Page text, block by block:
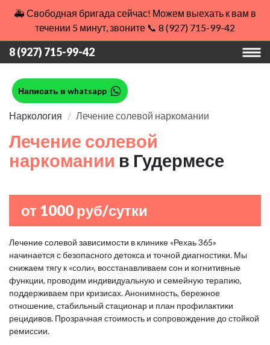
🚑 Свободная бригада сейчас! Можем выехать к вам в
течении 5 минут, звоните 📞 8 (927) 715-99-42
8 (927) 715-99-42
Написать в whatsapp
Наркология Лечение солевой наркомании
Лечение солевой
наркомании в Гудермесе
от 1000 руб/сутки
Лечение солевой зависимости в клинике «Рехаь 365»
начинается с безопасного детокса и точной диагностики. Мы
снижаем тягу к «соли», восстанавливаем сон и когнитивные
функции, проводим индивидуальную и семейную терапию,
поддерживаем при кризисах. Анонимность, бережное
отношение, стабильный стационар и план профилактики
рецидивов. Прозрачная стоимость и сопровождение до стойкой
ремиссии.